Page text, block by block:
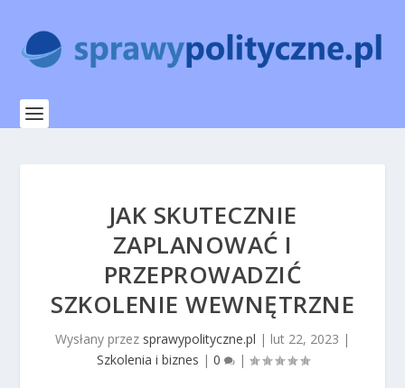
JAK SKUTECZNIE
ZAPLANOWAĆ I
PRZEPROWADZIĆ
SZKOLENIE WEWNĘTRZNE
Wysłany przez sprawypolityczne.pl | lut 22, 2023 |
Szkolenia i biznes | 0 |